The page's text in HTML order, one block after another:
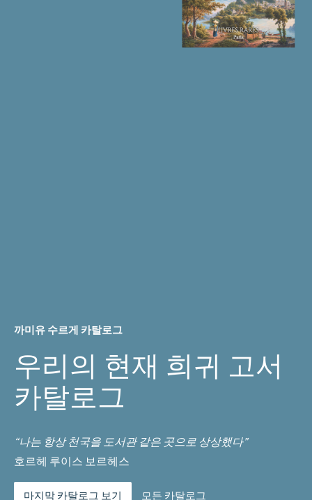
까미유 수르게 카탈로그
우리의 현재 희귀 고서
카탈로그
“나는 항상 천국을 도서관 같은 곳으로 상상했다”
호르헤 루이스 보르헤스
마지막 카탈로그 보기 모든 카탈로그